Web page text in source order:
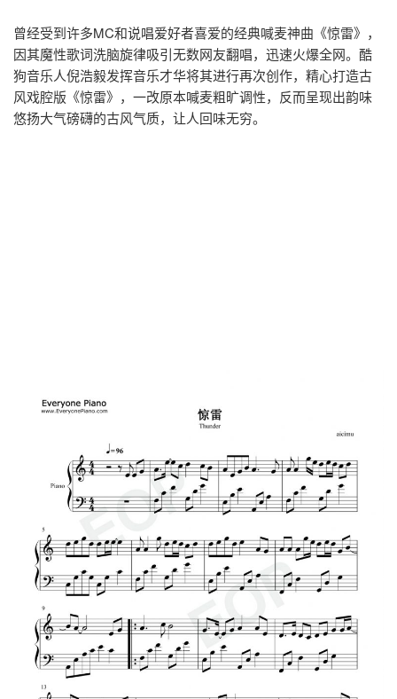
曾经受到许多MC和说唱爱好者喜爱的经典喊麦神曲《惊雷》，
因其魔性歌词洗脑旋律吸引无数网友翻唱，迅速火爆全网。酷
狗音乐人倪浩毅发挥音乐才华将其进行再次创作，精心打造古
风戏腔版《惊雷》，一改原本喊麦粗旷调性，反而呈现出韵味
悠扬大气磅礴的古风气质，让人回味无穷。